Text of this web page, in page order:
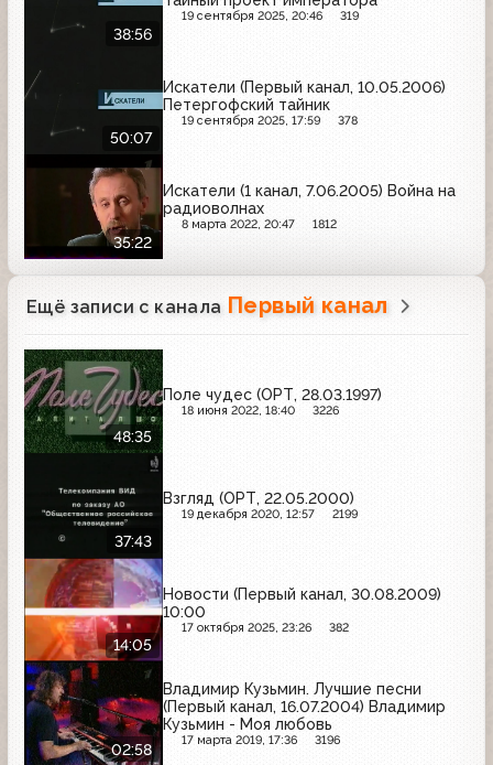
38:56
19 сентября 2025, 20:46 319
50:07
Искатели (Первый канал, 10.05.2006)
Петергофский тайник
19 сентября 2025, 17:59 378
35:22
Искатели (1 канал, 7.06.2005) Война на
радиоволнах
8 марта 2022, 20:47 1812
Ещё записи с канала Первый канал
48:35
Поле чудес (ОРТ, 28.03.1997)
18 июня 2022, 18:40 3226
37:43
Взгляд (ОРТ, 22.05.2000)
19 декабря 2020, 12:57 2199
14:05
Новости (Первый канал, 30.08.2009)
10:00
17 октября 2025, 23:26 382
02:58
Владимир Кузьмин. Лучшие песни
(Первый канал, 16.07.2004) Владимир
Кузьмин - Моя любовь
17 марта 2019, 17:36 3196